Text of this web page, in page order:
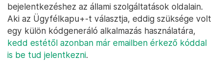
bejelentkezéshez az állami szolgáltatások oldalain.
Aki az Ügyfélkapu+-t választja, eddig szüksége volt
egy külön kódgeneráló alkalmazás használatára,
kedd estétől azonban már emailben érkező kóddal
is be tud jelentkezni.